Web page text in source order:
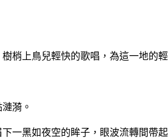
梢上鳥兒輕快的歌唱，為這一地的
漪。
一黑如夜空的眸子，眼波流轉間帶